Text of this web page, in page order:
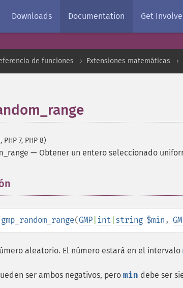
Downloads Documentation Get
de funciones Extensiones matemáticas
PHP 7, PHP 8)
— Obtener un entero seleccionado
gmp_random_range(GMP int string $min ,
aleatorio. El número estará en el intervalo
ser ambos negativos, pero min debe ser